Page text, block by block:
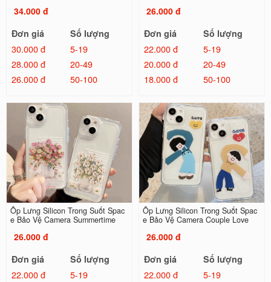
34.000 đ
Đơn giá
Số lượng
30.000 đ
5-19
28.000 đ
20-49
26.000 đ
50-100
26.000 đ
Đơn giá
Số lượng
22.000 đ
5-19
20.000 đ
20-49
18.000 đ
50-100
Ốp Lưng Silicon Trong Suốt Spac
e Bảo Vệ Camera Summertime
26.000 đ
Đơn giá
Số lượng
22.000 đ
5-19
Ốp Lưng Silicon Trong Suốt Spac
e Bảo Vệ Camera Couple Love
26.000 đ
Đơn giá
Số lượng
22.000 đ
5-19